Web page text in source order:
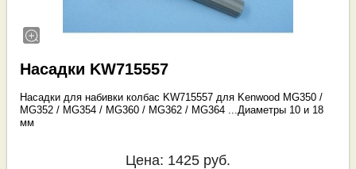
Насадки KW715557
Насадки для набивки колбас KW715557 для Kenwood MG350 /
MG352 / MG354 / MG360 / MG362 / MG364 ...Диаметры 10 и 18
мм
Цена: 1425 руб.